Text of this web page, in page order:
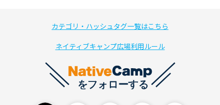
カテゴリ・ハッシュタグ一覧はこちら
ネイティブキャンプ広場利用ルール